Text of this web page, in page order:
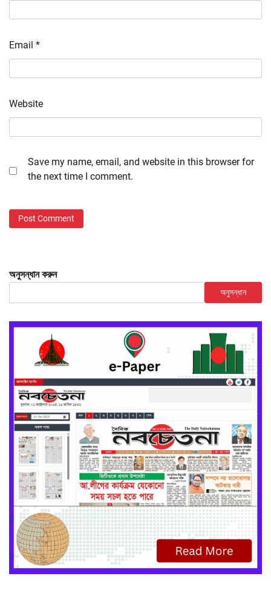
Email *
Website
Save my name, email, and website in this browser for
the next time I comment.
অনুসন্ধান করুন
অনুসন্ধান